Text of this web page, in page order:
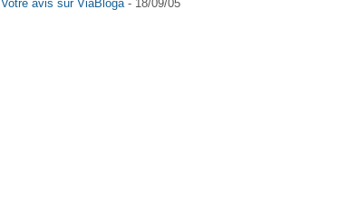
Votre avis sur ViaBloga- 18/09/05